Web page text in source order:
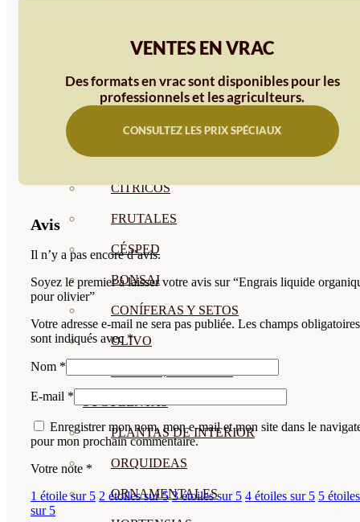
VER TODOS
TOMATES
HUERTO
CÍTRICOS
FRUTALES
CÉSPED
BONSAI
CONÍFERAS Y SETOS
OLIVO
SUCULENTAS
PLANTAS DE INTERIOR
ORQUIDEAS
ORNAMENTALES
VENTES EN VRAC
Des formats en vrac sont disponibles pour les
professionnels et les agriculteurs.
CONSULTEZ LES PRIX SPÉCIAUX
Avis
Il n’y a pas encore d’avis.
Soyez le premier à laisser votre avis sur “Engrais liquide
pour olivier”
Votre adresse e-mail ne sera pas publiée. Les champs obligatoires
sont indiqués avec *
Nom *
E-mail *
Enregistrer mon nom, mon e-mail et mon site dans le
pour mon prochain commentaire.
Votre note *
1 étoile sur 5 2 étoiles sur 5 3 étoiles sur 5 4 étoiles sur 5 5 étoiles
sur 5